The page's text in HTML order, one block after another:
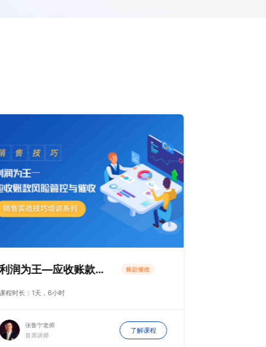
利润为王—应收账款风险管控与催收 账款催收
程时长：1天，6小时
张鲁宁老师
首席讲师
了解课程